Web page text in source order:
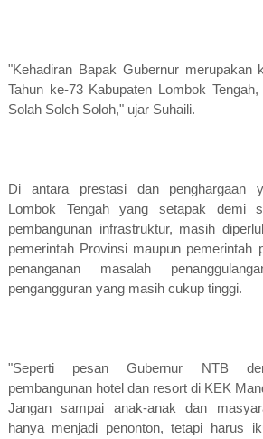
"Kehadiran Bapak Gubernur merupakan
Tahun ke-73 Kabupaten Lombok
Solah Soleh Soloh," ujar Suhaili.
Di antara prestasi dan penghargaan
Lombok Tengah yang setapak demi
pembangunan infrastruktur, masih
pemerintah Provinsi maupun pemerintah
penanganan masalah
pengangguran yang masih cukup tinggi.
"Seperti pesan Gubernur NTB
pembangunan hotel dan resort di KEK
Jangan sampai anak-anak dan
hanya menjadi penonton, tetapi harus